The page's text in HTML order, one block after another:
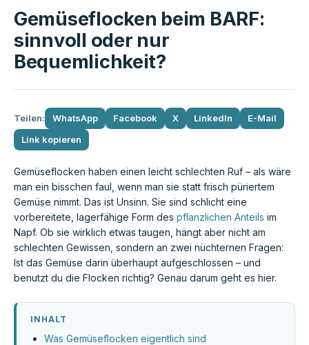
Gemüseflocken beim BARF:
sinnvoll oder nur
Bequemlichkeit?
Teilen: WhatsApp Facebook X LinkedIn
E-Mail
Link kopieren
Gemüseflocken haben einen leicht schlechten Ruf – als wäre
man ein bisschen faul, wenn man sie statt frisch püriertem
Gemüse nimmt. Das ist Unsinn. Sie sind schlicht eine
vorbereitete, lagerfähige Form des pflanzlichen Anteils im
Napf. Ob sie wirklich etwas taugen, hängt aber nicht am
schlechten Gewissen, sondern an zwei nüchternen Fragen:
Ist das Gemüse darin überhaupt aufgeschlossen – und
benutzt du die Flocken richtig? Genau darum geht es hier.
INHALT
Was Gemüseflocken eigentlich sind